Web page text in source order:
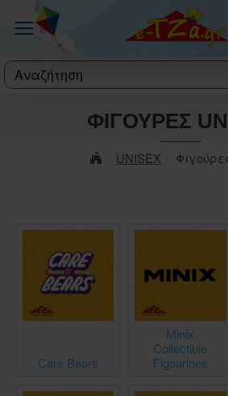
label
UNISEX
ΦΙΓΟΎΡΕΣ
Care Bears
Minix
Collectible
Figourines